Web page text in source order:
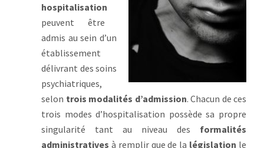
hospitalisation
peuvent être
admis au sein d’un
établissement
délivrant des soins
psychiatriques,
selon trois modalités d’admission. Chacun de ces
trois modes d’hospitalisation possède sa propre
singularité tant au niveau des formalités
administratives à remplir que de la législation le